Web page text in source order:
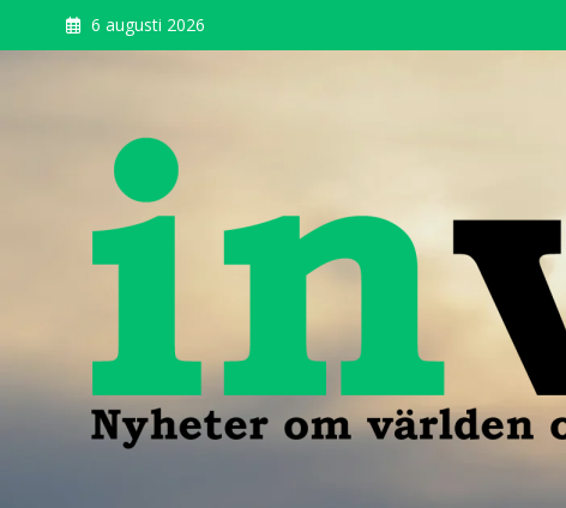
6 augusti 2026